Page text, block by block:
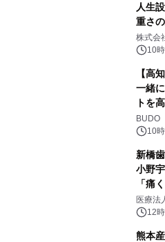
人生
重さ
株式会
10
【高
一緒
トを
BUDO
10
新橋
小野
「痛
療計
医療
12
熊本